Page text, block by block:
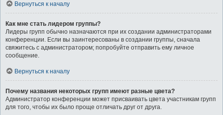
Вернуться к началу
Как мне стать лидером группы?
Лидеры групп обычно назначаются при их создании администраторами
конференции. Если вы заинтересованы в создании группы, сначала
свяжитесь с администратором; попробуйте отправить ему личное
сообщение.
Вернуться к началу
Почему названия некоторых групп имеют разные цвета?
Администратор конференции может присваивать цвета участникам групп
для того, чтобы их было проще отличать друг от друга.